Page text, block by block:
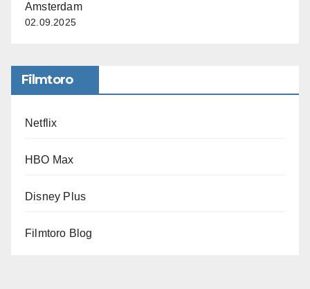
Amsterdam
02.09.2025
Filmtoro
Netflix
HBO Max
Disney Plus
Filmtoro Blog